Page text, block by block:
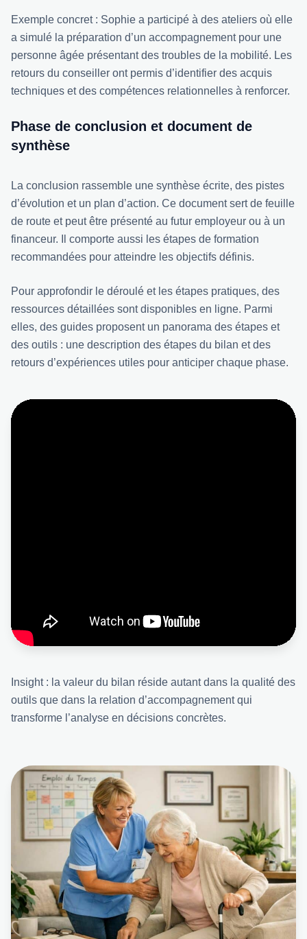
Exemple concret : Sophie a participé à des ateliers où elle
a simulé la préparation d’un accompagnement pour une
personne âgée présentant des troubles de la mobilité. Les
retours du conseiller ont permis d’identifier des acquis
techniques et des compétences relationnelles à renforcer.
Phase de conclusion et document de
synthèse
La conclusion rassemble une synthèse écrite, des pistes
d’évolution et un plan d’action. Ce document sert de feuille
de route et peut être présenté au futur employeur ou à un
financeur. Il comporte aussi les étapes de formation
recommandées pour atteindre les objectifs définis.
Pour approfondir le déroulé et les étapes pratiques, des
ressources détaillées sont disponibles en ligne. Parmi
elles, des guides proposent un panorama des étapes et
des outils : une description des étapes du bilan et des
retours d’expériences utiles pour anticiper chaque phase.
Insight : la valeur du bilan réside autant dans la qualité des
outils que dans la relation d’accompagnement qui
transforme l’analyse en décisions concrètes.